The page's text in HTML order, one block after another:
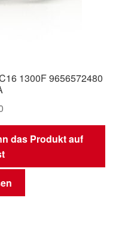
1300F 9656572480
das Produkt auf